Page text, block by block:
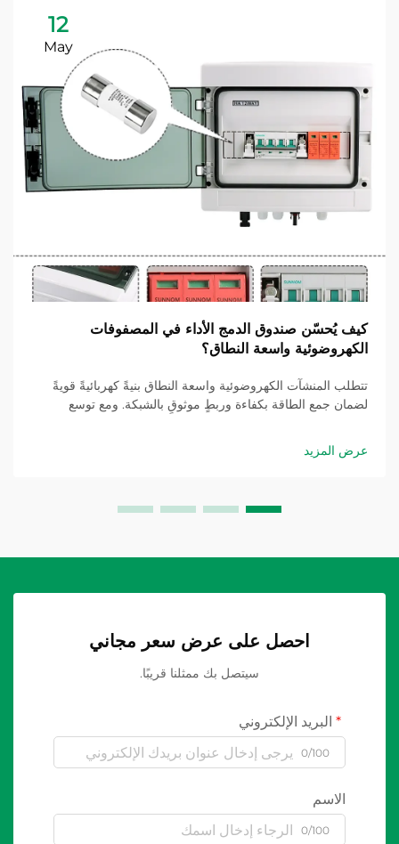
12
May
كيف يُحسّن صندوق الدمج الأداء في المصفوفات
الكهروضوئية واسعة النطاق؟
تتطلب المنشآت الكهروضوئية واسعة النطاق بنيةً كهربائيةً قويةً
لضمان جمع الطاقة بكفاءة وربطٍ موثوقٍ بالشبكة. ومع توسع
التجارية، والمواقع الصناعية، فإن التكامل...
عرض المزيد
احصل على عرض سعر مجاني
سيتصل بك ممثلنا قريبًا.
البريد الإلكتروني
0/100
الاسم
0/100